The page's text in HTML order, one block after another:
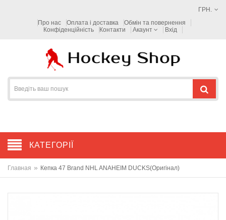
ГРН.
Про нас
Оплата і доставка
Обмін та повернення
Конфіденційність
Контакти Акаунт Вхід
КАТЕГОРІЇ
Главная » Кепка 47 Brand NHL ANAHEIM DUCKS(Оригінал)